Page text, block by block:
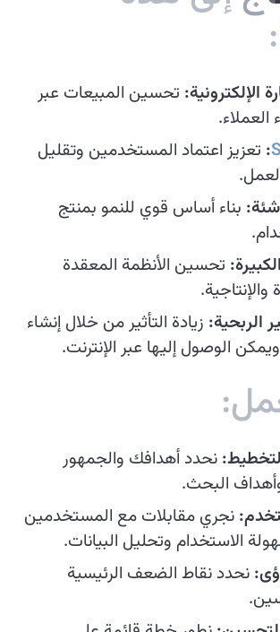
:
الإلكترونية: تحسين المبيعات عبر
العملاء.
: تعزيز اعتماد المستخدمين وتقليل
بناء أساس قوي للنمو بمنتج
تحسين الأنظمة المعقدة
والإنتاجية.
الربحية: زيادة التأثير من خلال إنشاء
الوصول إليها عبر الإنترنت.
مل:
نحدد أهدافك والجمهور
البحث.
نجري مقابلات مع المستخدمين
الاستخدام وتحليل البيانات.
نحدد نقاط الضعف الرئيسية